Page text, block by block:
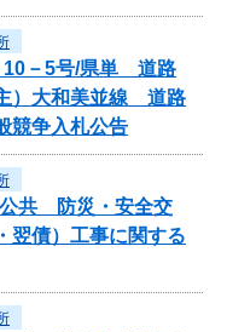
10－5号/県単 道路
）大和美並線 道路
競争入札公告
公共 防災・安全交
翌債）工事に関する